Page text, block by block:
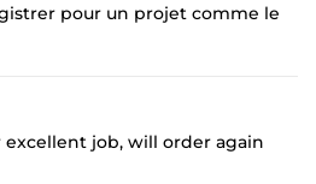
pour un projet comme le
excellent job, will order again